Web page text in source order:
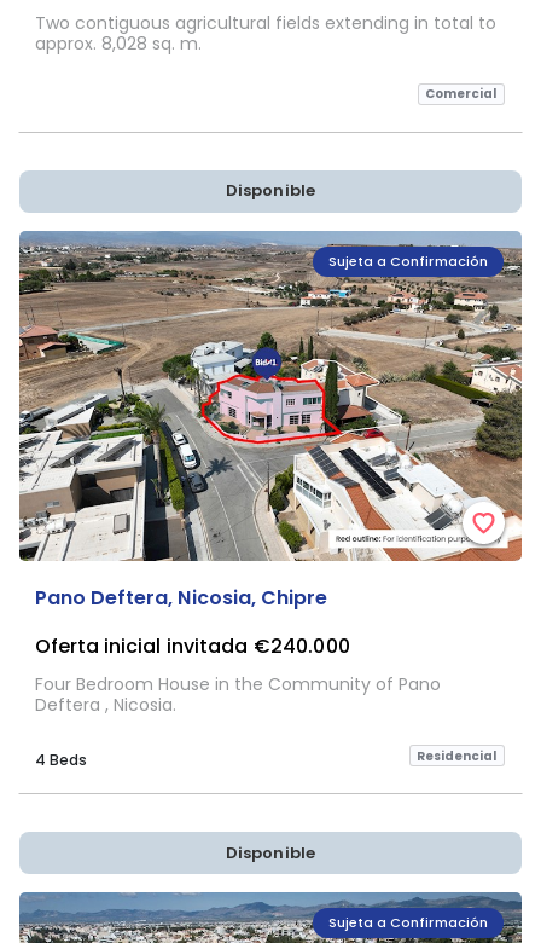
Two contiguous agricultural fields extending in total to
approx. 8,028 sq. m.
Comercial
Disponible
Sujeta a Confirmación
Pano Deftera, Nicosia, Chipre
Oferta inicial invitada €240.000
Four Bedroom House in the Community of Pano
Deftera , Nicosia.
4 Beds Residencial
Disponible
Sujeta a Confirmación